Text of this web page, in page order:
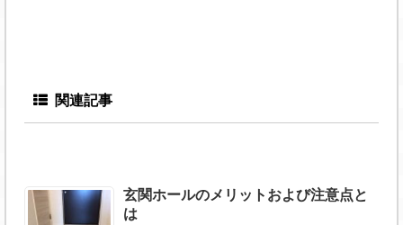
関連記事
玄関ホールのメリットおよび注意点と
は